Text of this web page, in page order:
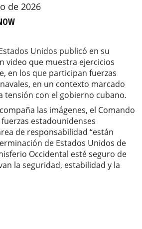
de 2026
Unidos publicó en su
video que muestra ejercicios
en los que participan fuerzas
en un contexto marcado
tensión con el gobierno cubano.
las imágenes, el Comando
estadounidenses
de responsabilidad “están
de Estados Unidos de
Occidental esté seguro de
la seguridad, estabilidad y la